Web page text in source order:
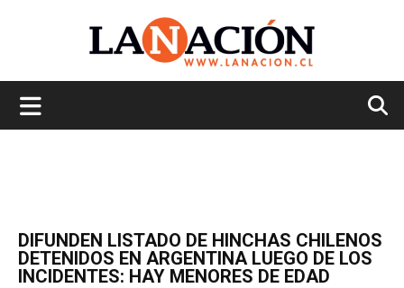
DIFUNDEN LISTADO DE HINCHAS CHILENOS
DETENIDOS EN ARGENTINA LUEGO DE LOS
INCIDENTES: HAY MENORES DE EDAD